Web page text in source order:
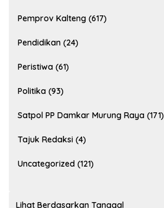
Pemprov Kalteng (617)
Pendidikan (24)
Peristiwa (61)
Politika (93)
Satpol PP Damkar Murung Raya (171)
Tajuk Redaksi (4)
Uncategorized (121)
Lihat Berdasarkan Tanggal